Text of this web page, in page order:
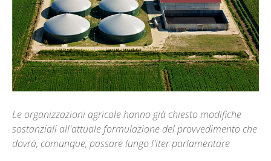
Le organizzazioni agricole hanno già chiesto modifiche
sostanziali all'attuale formulazione del provvedimento che
dovrà, comunque, passare lungo l'iter parlamentare